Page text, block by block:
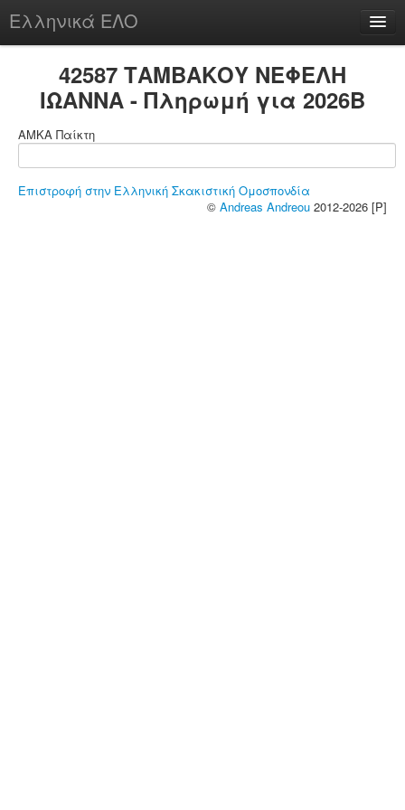
Ελληνικά ΕΛΟ
chesstu.be @ discord
42587 ΤΑΜΒΑΚΟΥ ΝΕΦΕΛΗ
ΙΩΑΝΝΑ - Πληρωμή για 2026B
ΑΜΚΑ Παίκτη
Επιστροφή στην Ελληνική Σκακιστική Ομοσπονδία
© Andreas Andreou 2012-2026 [P]